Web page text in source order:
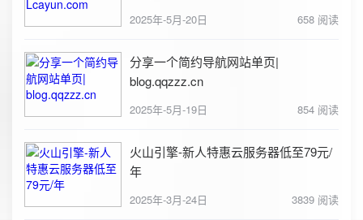
2025年-5月-20日 658 阅读
分享一个简约导航网站单页|
blog.qqzzz.cn
2025年-5月-19日 854 阅读
火山引擎-新人特惠云服务器低至79元/
年
2025年-3月-24日 3839 阅读